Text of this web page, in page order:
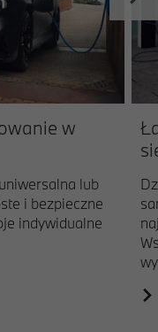
w
lub
i bezpieczne
indywidualne